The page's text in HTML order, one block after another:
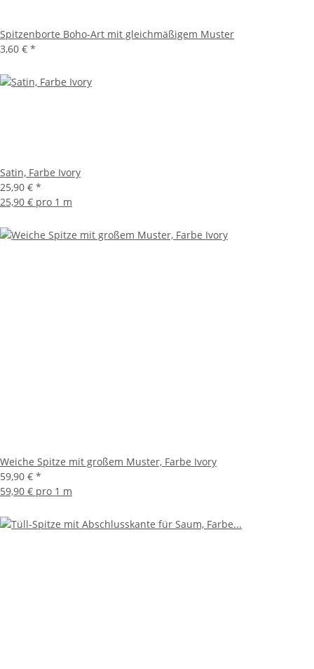
Spitzenborte Boho-Art mit gleichmäßigem Muster
3,60 € *
Satin, Farbe Ivory
25,90 € *
25,90 € pro 1 m
Weiche Spitze mit großem Muster, Farbe Ivory
59,90 € *
59,90 € pro 1 m